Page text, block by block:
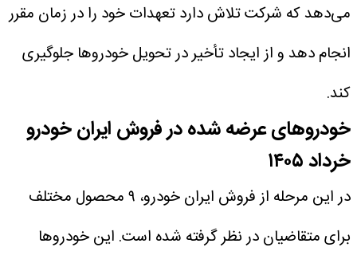
می‌دهد که شرکت تلاش دارد تعهدات خود را در زمان مقرر
انجام دهد و از ایجاد تأخیر در تحویل خودروها جلوگیری
کند.
خودروهای عرضه شده در فروش ایران خودرو
خرداد ۱۴۰۵
در این مرحله از فروش ایران خودرو، ۹ محصول مختلف
برای متقاضیان در نظر گرفته شده است. این خودروها